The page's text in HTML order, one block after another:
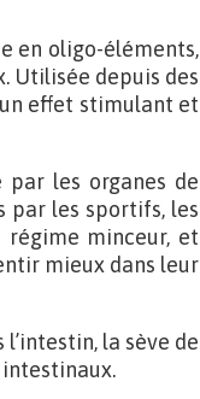
en oligo-éléments,
Utilisée depuis des
effet stimulant et
les organes de
par les sportifs, les
régime minceur, et
mieux dans leur
la sève de